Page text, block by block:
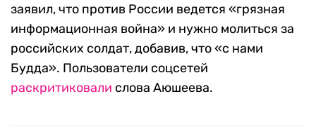
заявил, что против России ведется «грязная
информационная война» и нужно молиться за
российских солдат, добавив, что «с нами
Будда». Пользователи соцсетей
раскритиковали слова Аюшеева.